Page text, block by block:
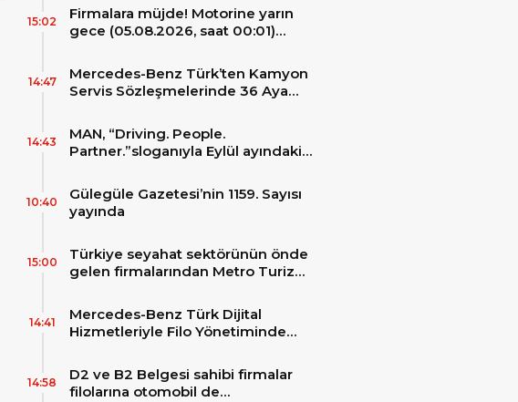
Firmalara müjde! Motorine yarın
gece (05.08.2026, saat 00:01)
bekleniyor.
15:02
Mercedes-Benz Türk’ten Kamyon
Servis Sözleşmelerinde 36 Aya
14:47
MAN, “Driving. People.
Partner.”sloganıyla Eylül ayındaki
14:43
Gülegüle Gazetesi’nin 1159. Sayısı
yayında
10:40
Türkiye seyahat sektörünün önde
gelen firmalarından Metro Turizm
zirvesindeki 2 adet yepyeni MAN
Skyliner ile güçlendirdi!
15:00
Mercedes-Benz Türk Dijital
Hizmetleriyle Filo Yönetiminde
14:41
D2 ve B2 Belgesi sahibi firmalar
filolarına otomobil de
14:58